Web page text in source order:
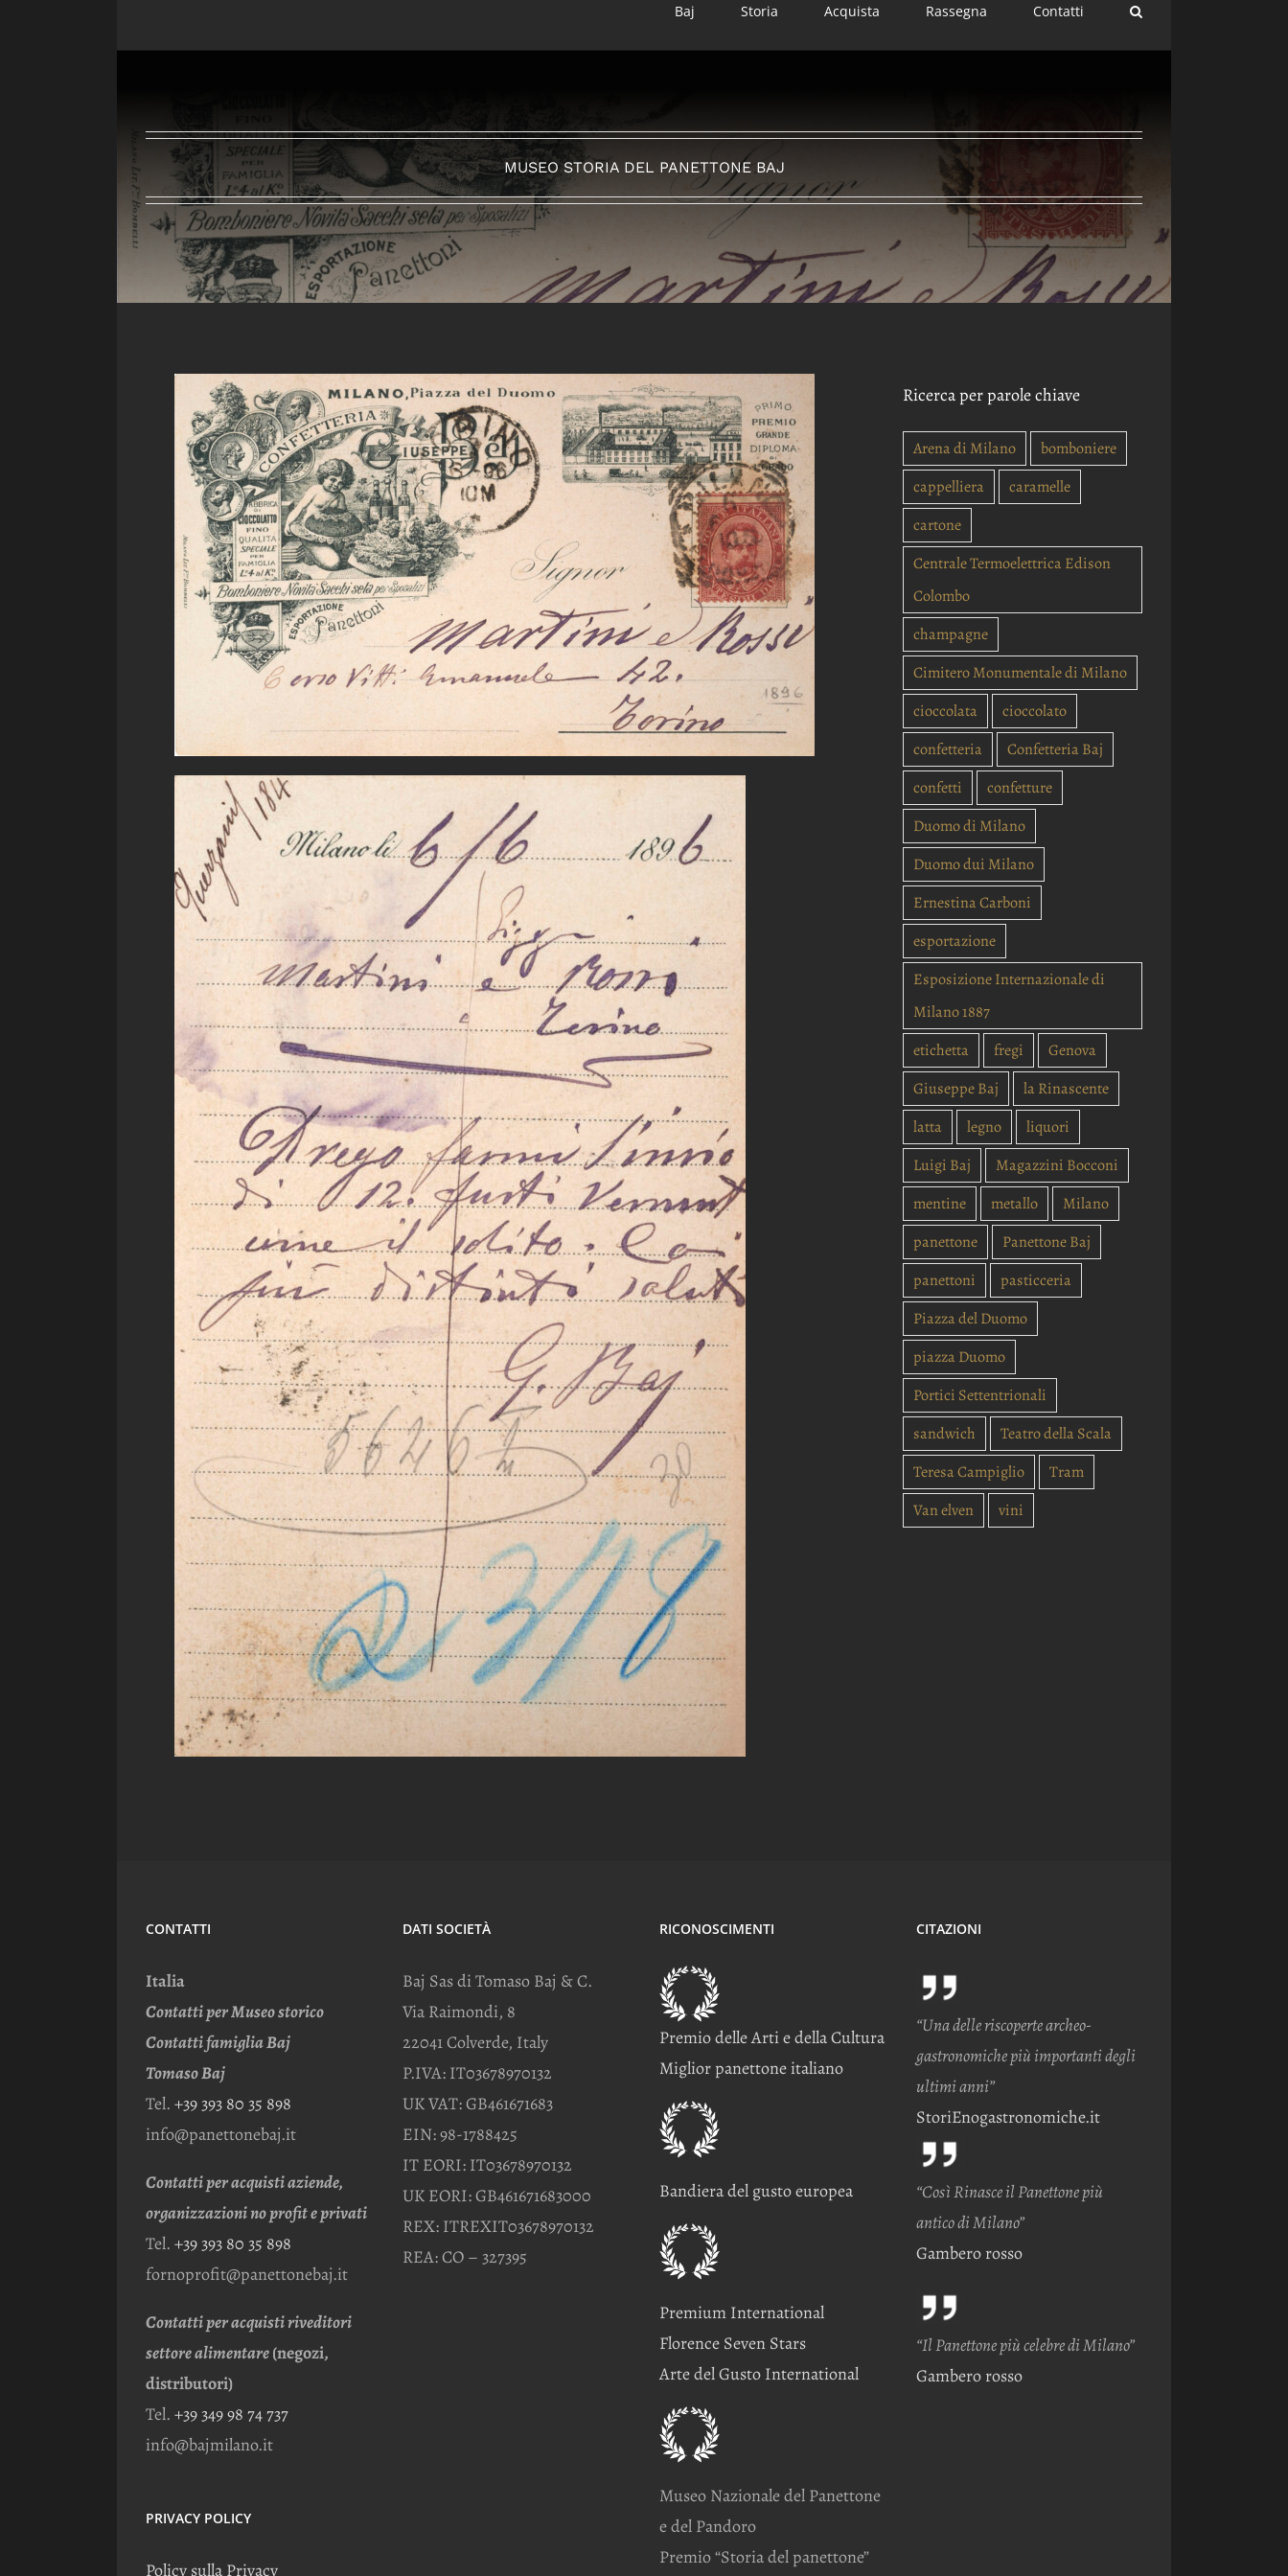
Baj Storia Acquista Rassegna Contatti
MUSEO STORIA DEL PANETTONE BAJ
Ricerca per parole chiave
Arena di Milano
bomboniere
cappelliera
caramelle
cartone
Centrale Termoelettrica Edison
Colombo
champagne
Cimitero Monumentale di Milano
cioccolata
cioccolato
confetteria
Confetteria Baj
confetti
confetture
Duomo di Milano
Duomo dui Milano
Ernestina Carboni
esportazione
Esposizione Internazionale di
Milano 1887
etichetta
fregi
Genova
Giuseppe Baj
la Rinascente
latta
legno
liquori
Luigi Baj
Magazzini Bocconi
mentine
metallo
Milano
panettone
Panettone Baj
panettoni
pasticceria
Piazza del Duomo
piazza Duomo
Portici Settentrionali
sandwich
Teatro della Scala
Teresa Campiglio
Tram
Van elven
vini
CONTATTI
Italia
Contatti per Museo storico
Contatti famiglia Baj
Tomaso Baj
Tel. +39 393 80 35 898
info@panettonebaj.it
Contatti per acquisti aziende,
organizzazioni no profit e privati
Tel. +39 393 80 35 898
fornoprofit@panettonebaj.it
Contatti per acquisti riveditori
settore alimentare(negozi,
distributori)
Tel. +39 349 98 74 737
info@bajmilano.it
PRIVACY POLICY
Policy sulla Privacy
DATI SOCIETÀ
Baj Sas di Tomaso Baj & C.
Via Raimondi, 8
22041 Colverde, Italy
P.IVA: IT03678970132
UK VAT: GB461671683
EIN: 98-1788425
IT EORI: IT03678970132
UK EORI: GB461671683000
REX: ITREXIT03678970132
REA: CO – 327395
RICONOSCIMENTI
Premio delle Arti e della Cultura
Miglior panettone italiano
Bandiera del gusto europea
Premium International
Florence Seven Stars
Arte del Gusto International
Museo Nazionale del Panettone
e del Pandoro
Premio “Storia del panettone”
CITAZIONI
“Una delle riscoperte archeo-
gastronomiche più importanti degli
ultimi anni”
StoriEnogastronomiche.it
“Così Rinasce il Panettone più
antico di Milano”
Gambero rosso
“Il Panettone più celebre di Milano”
Gambero rosso